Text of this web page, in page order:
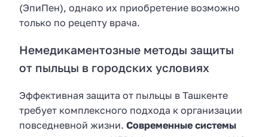
(ЭпиПен), однако их приобретение возможно
только по рецепту врача.
Немедикаментозные методы защиты
от пыльцы в городских условиях
Эффективная защита от пыльцы в Ташкенте
требует комплексного подхода к организации
повседневной жизни. Современные системы